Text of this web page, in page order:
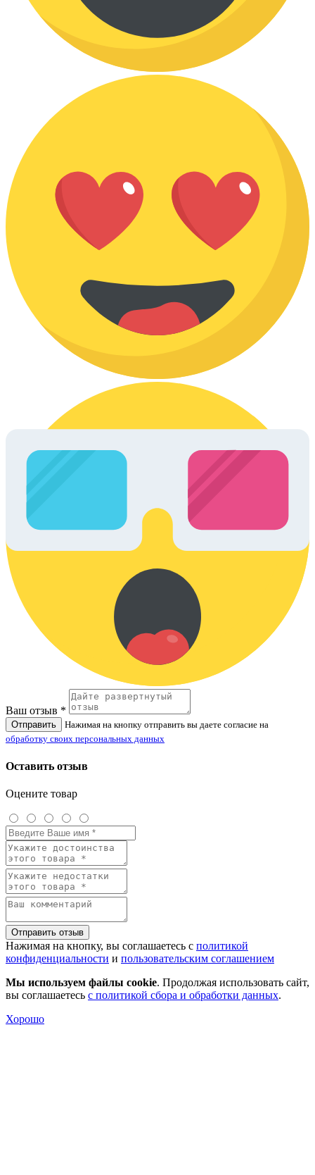
Ваш отзыв *
Отправить
Нажимая на кнопку отправить вы даете согласие на
обработку своих персональных данных
Оставить отзыв
Оцените товар
Отправить отзыв
Нажимая на кнопку, вы соглашаетесь с политикой
конфиденциальности и пользовательским соглашением
Мы используем файлы cookie. Продолжая использовать сайт,
вы соглашаетесь с политикой сбора и обработки данных.
Хорошо